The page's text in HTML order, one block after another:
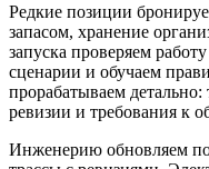
Редкие позиции
запасом, хранение
запуска проверяем
сценарии и обучаем
прорабатываем
ревизии и требования к
Инженерию обновляем